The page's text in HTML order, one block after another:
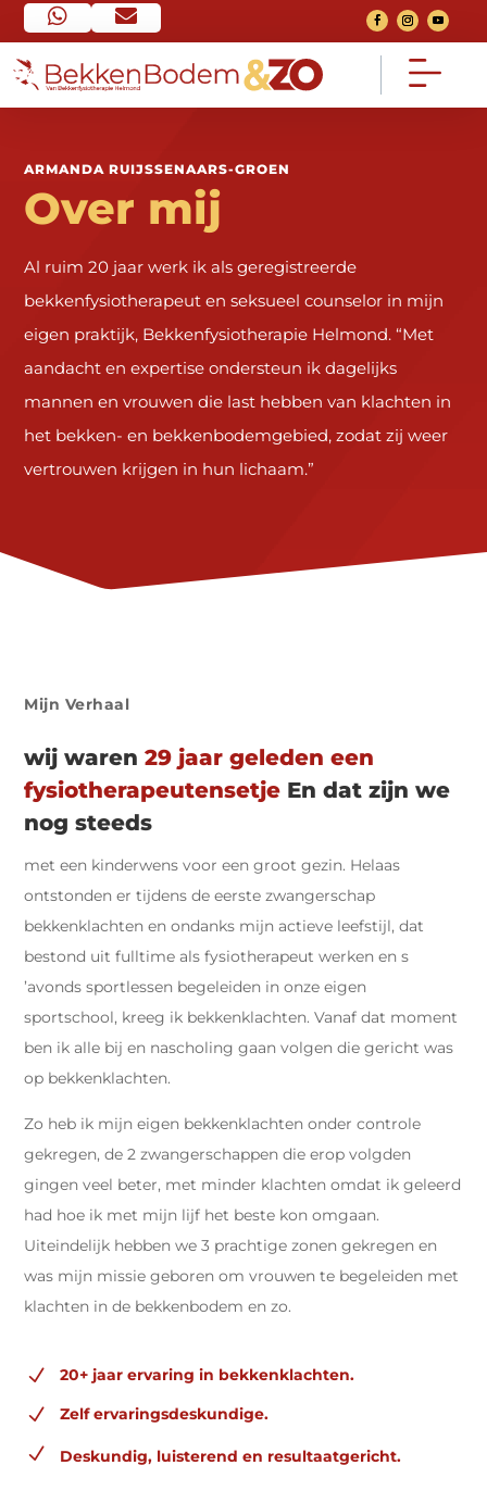
 
Ga naar home pagina
FAQ
Voorwaarden
Algemeen
Het traject
Bekijk het traject
 Nieuws  Consult
ARMANDA RUIJSSENAARS-GROEN
Over mij
Al ruim 20 jaar werk ik als geregistreerde
bekkenfysiotherapeut en seksueel counselor in mijn
eigen praktijk, Bekkenfysiotherapie Helmond. “Met
aandacht en expertise ondersteun ik dagelijks
mannen en vrouwen die last hebben van klachten in
het bekken- en bekkenbodemgebied, zodat zij weer
vertrouwen krijgen in hun lichaam.”
Mijn Verhaal
wij waren29 jaar geleden een
fysiotherapeutensetje En dat zijn we
nog steeds
met een kinderwens voor een groot gezin. Helaas
ontstonden er tijdens de eerste zwangerschap
bekkenklachten en ondanks mijn actieve leefstijl, dat
bestond uit fulltime als fysiotherapeut werken en s
’avonds sportlessen begeleiden in onze eigen
sportschool, kreeg ik bekkenklachten. Vanaf dat moment
ben ik alle bij en nascholing gaan volgen die gericht was
op bekkenklachten.
Zo heb ik mijn eigen bekkenklachten onder controle
gekregen, de 2 zwangerschappen die erop volgden
gingen veel beter, met minder klachten omdat ik geleerd
had hoe ik met mijn lijf het beste kon omgaan.
Uiteindelijk hebben we 3 prachtige zonen gekregen en
was mijn missie geboren om vrouwen te begeleiden met
klachten in de bekkenbodem en zo.
N 20+ jaar ervaring in bekkenklachten.
N Zelf ervaringsdeskundige.
N Deskundig, luisterend en resultaatgericht.